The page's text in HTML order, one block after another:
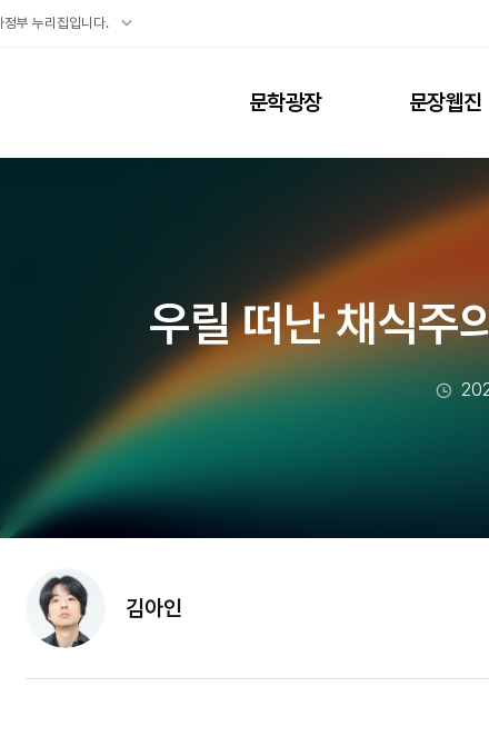
부 누리집입니다.
공식
문학광장 문장웹진
우릴 떠난 채식주
작
김아인